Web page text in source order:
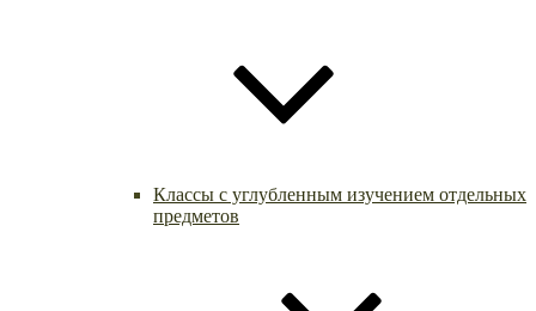
Классы с углубленным изучением отдельных
предметов